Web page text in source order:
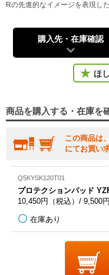
Rの先進的なイメージを表現し
購入先・在庫確認
ほ
商品を購入する・在庫を
この商品は
にてお買い
Q5KYSK120T01
プロテクションパッド
10,450円（税込）/ 9,500円
在庫あり